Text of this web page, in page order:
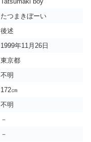
たつまきぼーい
後述
1999年11月26日
東京都
不明
172㎝
不明
－
－